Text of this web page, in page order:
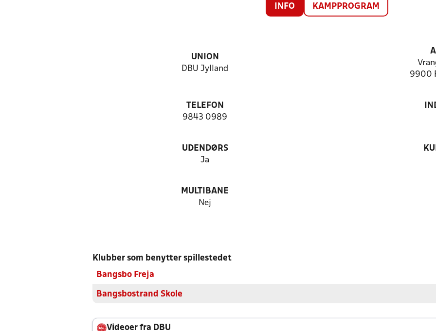
INFO KAMPPROGRAM
UNION
DBU Jylland
9900
TELEFON
9843 0989
UDENDØRS
Ja
MULTIBANE
Nej
Klubber som benytter spillestedet
Bangsbo Freja
Bangsbostrand Skole
Videoer fra DBU